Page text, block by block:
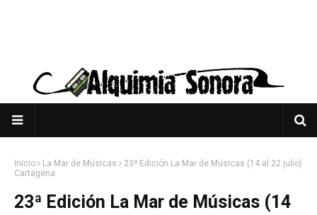
Inicio La Mar de Músicas
23ª Edición La Mar de Músicas (14 al 22 julio)
Cartagena
23ª Edición La Mar de Músicas (14